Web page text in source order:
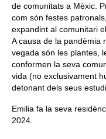
de comunitats a Mèxic.
com són festes
expandint al comunitari
A causa de la pandèmia
vegada són les plantes,
conformen la seva
vida (no exclusivament
detonant dels seus
Emilia fa la seva
2024.